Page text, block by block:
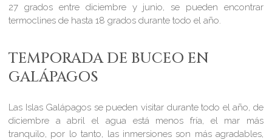
27 grados entre diciembre y junio, se pueden encontrar
termoclines de hasta 18 grados durante todo el año.
TEMPORADA DE BUCEO EN
GALÁPAGOS
Las Islas Galápagos se pueden visitar durante todo el año, de
diciembre a abril el agua está menos fría, el mar más
tranquilo, por lo tanto, las inmersiones son más agradables,